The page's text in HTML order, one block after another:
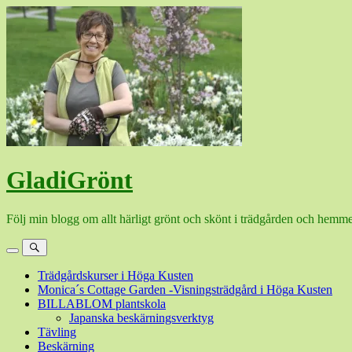
Hoppa
GladiGrönt
Följ min blogg om allt härligt grönt och skönt i trädgården och
MenySök
Trädgårdskurser i Höga Kusten
Monica´s Cottage Garden -Visningsträdgård i Höga Kusten
BILLABLOM plantskola
Japanska beskärningsverktyg
Tävling
Beskärning